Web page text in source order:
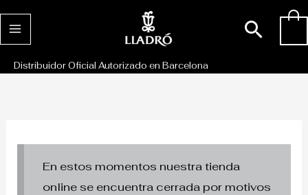
al
Distribuidor Oficial Autorizado en Barcelona
En estos momentos nuestra tienda
online se encuentra cerrada por motivos